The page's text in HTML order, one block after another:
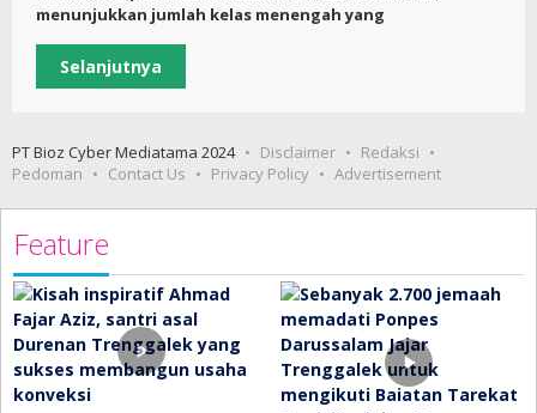
menunjukkan jumlah kelas menengah yang
Selanjutnya
PT Bioz Cyber Mediatama 2024 Disclaimer
Redaksi
Pedoman
Contact Us Privacy Policy Advertisement
Feature